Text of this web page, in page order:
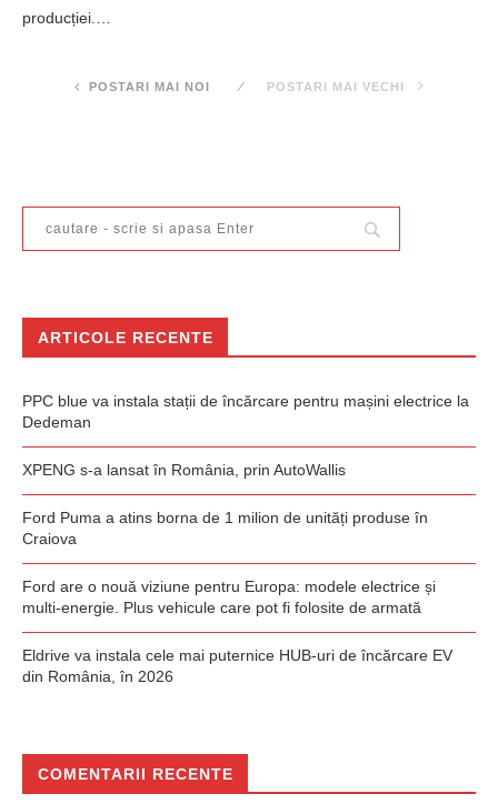
producției.…
POSTARI MAI NOI POSTARI MAI VECHI
ARTICOLE RECENTE
PPC blue va instala stații de încărcare pentru mașini electrice la
Dedeman
XPENG s-a lansat în România, prin AutoWallis
Ford Puma a atins borna de 1 milion de unități produse în
Craiova
Ford are o nouă viziune pentru Europa: modele electrice și
multi-energie. Plus vehicule care pot fi folosite de armată
Eldrive va instala cele mai puternice HUB-uri de încărcare EV
din România, în 2026
COMENTARII RECENTE